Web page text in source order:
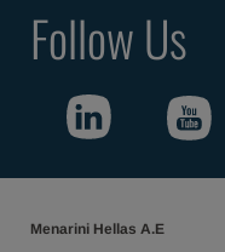
Follow Us
Menarini Hellas Α.Ε